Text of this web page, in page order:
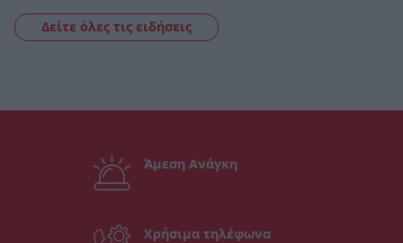
Δείτε όλες τις ειδήσεις
Άμεση Ανάγκη
Χρήσιμα τηλέφωνα